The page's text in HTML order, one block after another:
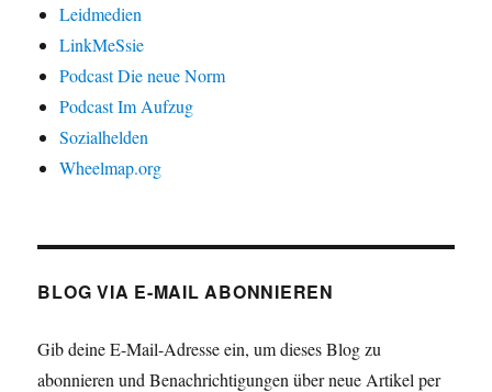
Leidmedien
LinkMeSsie
Podcast Die neue Norm
Podcast Im Aufzug
Sozialhelden
Wheelmap.org
BLOG VIA E-MAIL ABONNIEREN
Gib deine E-Mail-Adresse ein, um dieses Blog zu
abonnieren und Benachrichtigungen über neue Artikel per